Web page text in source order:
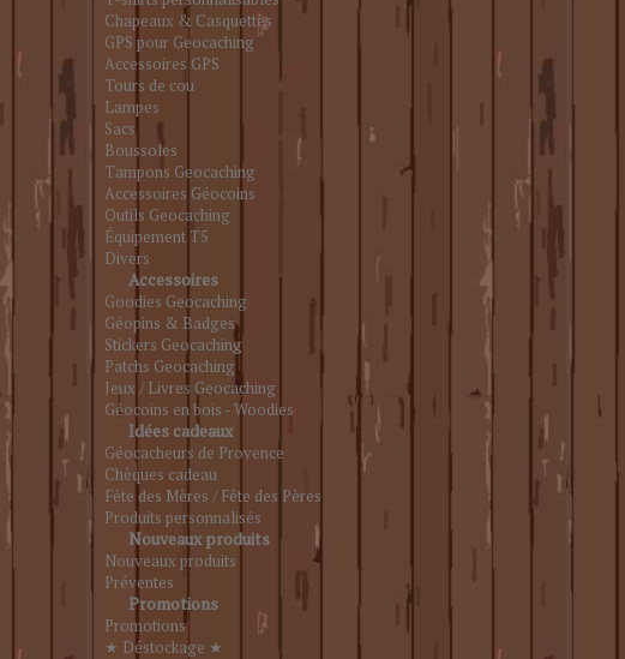
Chapeaux & Casquettes
GPS pour Geocaching
Accessoires GPS
Tours de cou
Lampes
Sacs
Boussoles
Tampons Geocaching
Accessoires Géocoins
Outils Geocaching
Équipement T5
Divers
Accessoires
Goodies Geocaching
Géopins & Badges
Stickers Geocaching
Patchs Geocaching
Jeux / Livres Geocaching
Géocoins en bois - Woodies
Idées cadeaux
Géocacheurs de Provence
Chèques cadeau
Fête des Mères / Fête des Pères
Produits personnalisés
Nouveaux produits
Nouveaux produits
Préventes
Promotions
Promotions
★ Déstockage ★